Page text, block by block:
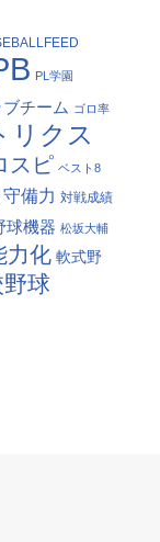
PL学園
ブチーム ゴロ率
リクス
スピ ベスト8
守備力 対戦成績
球機器 松坂大輔
力化 軟式野
球